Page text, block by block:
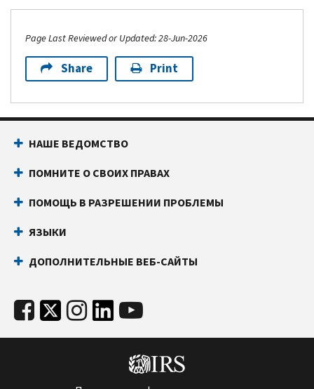
Page Last Reviewed or Updated: 28-Jun-2026
Share Print
НАШЕ ВЕДОМСТВО
ПОМНИТЕ О СВОИХ ПРАВАХ
ПОМОЩЬ В РАЗРЕШЕНИИ ПРОБЛЕМЫ
ЯЗЫКИ
ДОПОЛНИТЕЛЬНЫЕ ВЕБ-САЙТЫ